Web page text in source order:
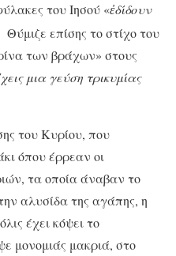
του Ιησού «ἐδίδουν
Θύμιζε επίσης το στίχο του
των βράχων» στους
μια γεύση τρικυμίας
του Κυρίου, που
όπου έρρεαν οι
τα οποία άναβαν το
αλυσίδα της αγάπης, η
έχει κόψει το
μονομιάς μακριά, στο